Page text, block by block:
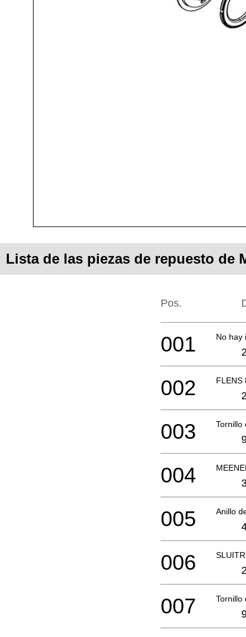
Lista de las piezas de repuesto de
Pos.
No hay
001
FLENS
002
Tornillo
003
004
Anillo
005
006
Tornillo
007